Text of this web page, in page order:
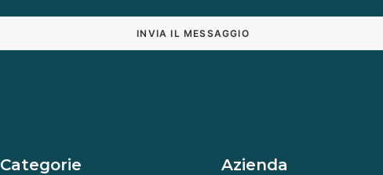
Categorie Azienda